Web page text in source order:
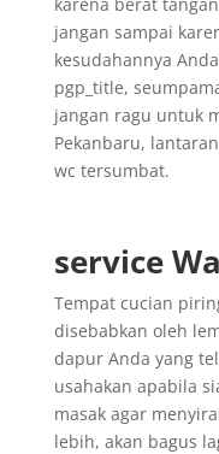
jangan sampai
kesudahannya
pgp_title,
jangan ragu untuk
Pekanbaru,
wc tersumbat.
service
Tempat cucian
disebabkan oleh
dapur Anda yang
usahakan apabila
masak agar
lebih, akan bagus